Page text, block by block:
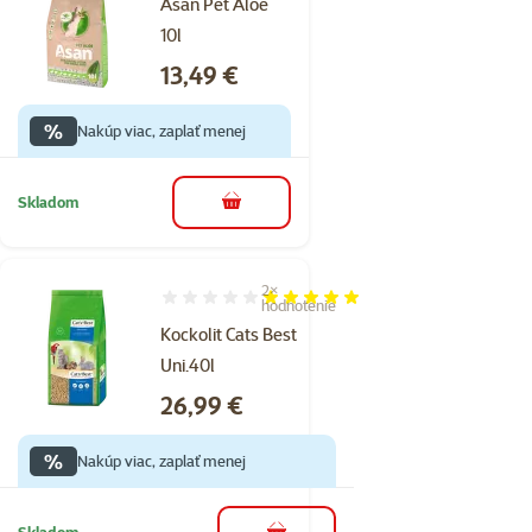
10l
Cena
13,49 €
% Nakúp viac, zaplať menej
Skladom do košíka
Kockolit Cats Best
Uni.40l
Hodnotenie 100%, počet hodnotení: 2
2×
hodnotenie
Cena
26,99 €
% Nakúp viac, zaplať menej